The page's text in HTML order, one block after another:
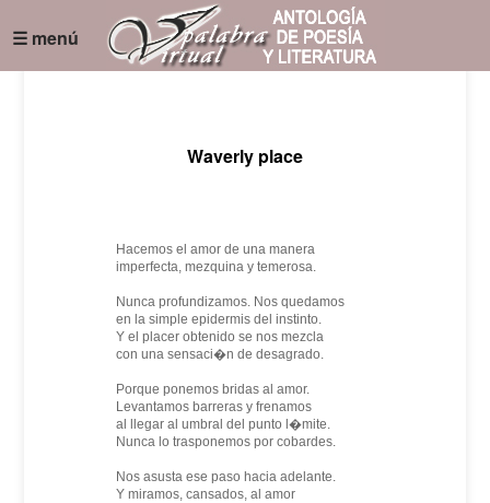
☰ menú
Waverly place
Hacemos el amor de una manera
imperfecta, mezquina y temerosa.
Nunca profundizamos. Nos quedamos
en la simple epidermis del instinto.
Y el placer obtenido se nos mezcla
con una sensaci�n de desagrado.
Porque ponemos bridas al amor.
Levantamos barreras y frenamos
al llegar al umbral del punto l�mite.
Nunca lo trasponemos por cobardes.
Nos asusta ese paso hacia adelante.
Y miramos, cansados, al amor